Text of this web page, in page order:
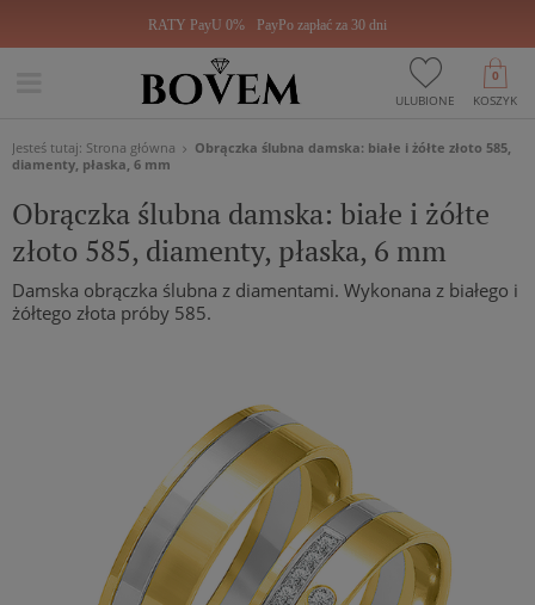
RATY PayU 0% PayPo zapłać za 30 dni
ULUBIONE KOSZYK
0
Jesteś tutaj: Strona główna
Obrączka ślubna damska: białe i żółte złoto 585,
diamenty, płaska, 6 mm
Obrączka ślubna damska: białe i żółte
złoto 585, diamenty, płaska, 6 mm
Damska obrączka ślubna z diamentami. Wykonana z białego i
żółtego złota próby 585.